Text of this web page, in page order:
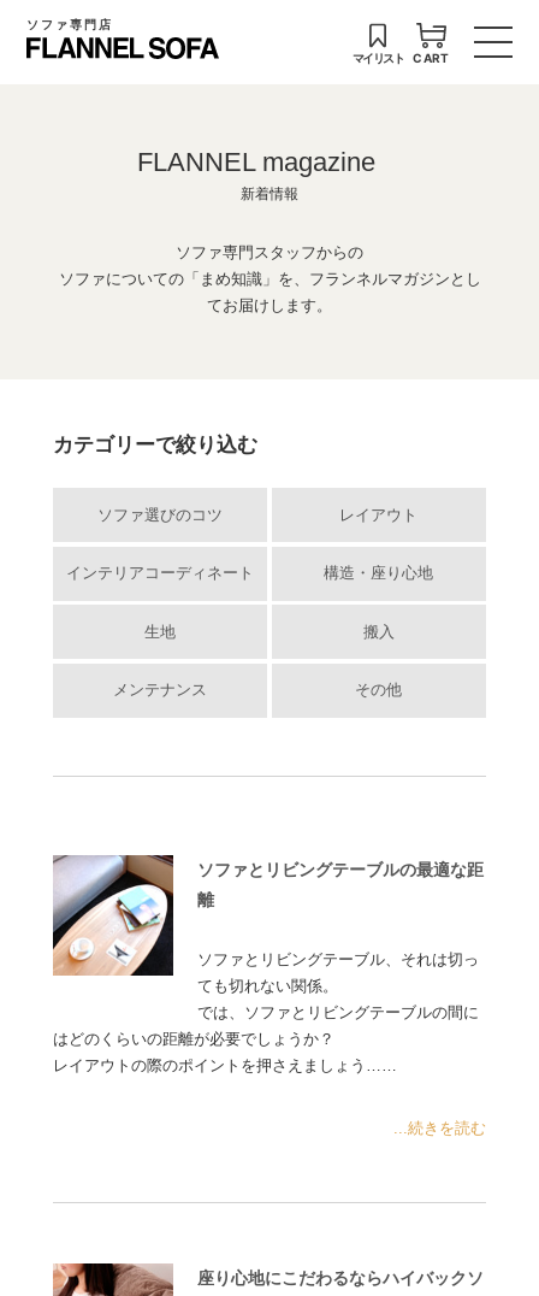
ソファ専門店
マイリスト CART
FLANNEL magazine
新着情報
ソファ専門スタッフからの
ソファについての「まめ知識」を、フランネルマガジンとし
てお届けします。
カテゴリーで絞り込む
ソファ選びのコツ レイアウト
インテリアコーディネート 構造・座り心地
生地 搬入
メンテナンス その他
ソファとリビングテーブルの最適な距
離
ソファとリビングテーブル、それは切っ
ても切れない関係。
では、ソファとリビングテーブルの間に
はどのくらいの距離が必要でしょうか？
レイアウトの際のポイントを押さえましょう……
...続きを読む
座り心地にこだわるならハイバックソ